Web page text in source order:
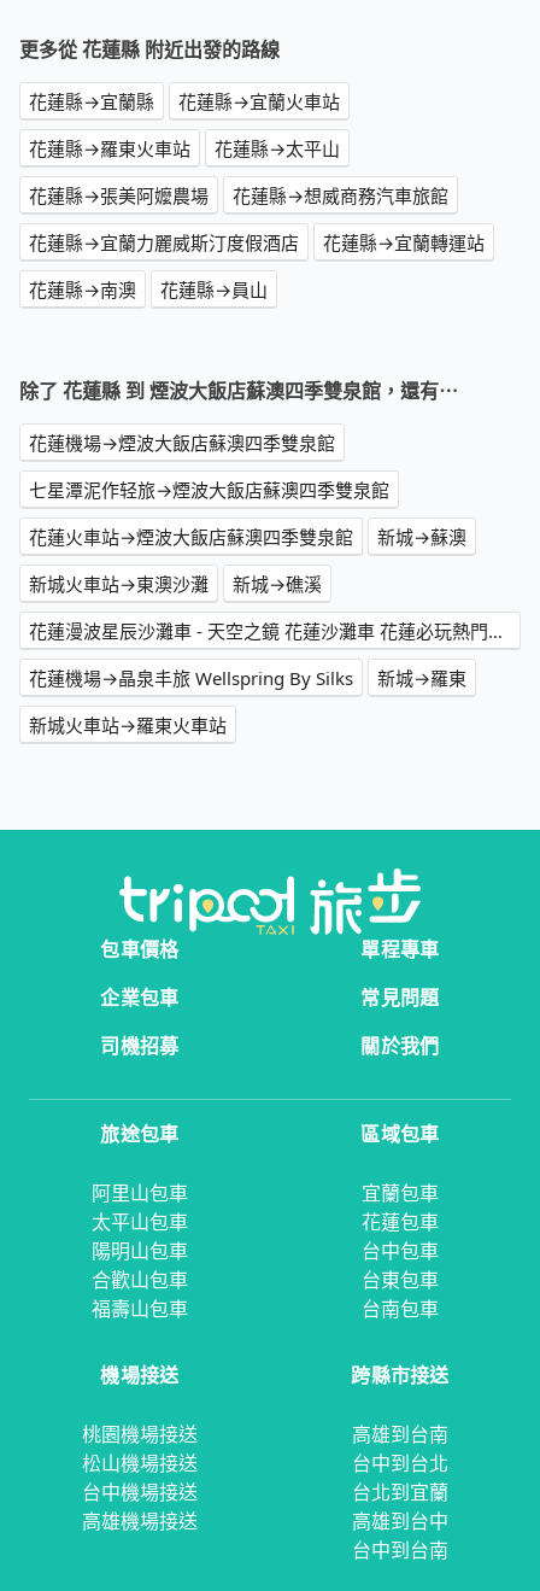
更多從 花蓮縣 附近出發的路線
花蓮縣→宜蘭縣
花蓮縣→宜蘭火車站
花蓮縣→羅東火車站
花蓮縣→太平山
花蓮縣→張美阿嬤農場
花蓮縣→想威商務汽車旅館
花蓮縣→宜蘭力麗威斯汀度假酒店
花蓮縣→宜蘭轉運站
花蓮縣→南澳
花蓮縣→員山
除了 花蓮縣 到 煙波大飯店蘇澳四季雙泉館，還有⋯
花蓮機場→煙波大飯店蘇澳四季雙泉館
七星潭泥作轻旅→煙波大飯店蘇澳四季雙泉館
花蓮火車站→煙波大飯店蘇澳四季雙泉館
新城→蘇澳
新城火車站→東澳沙灘
新城→礁溪
花蓮漫波星辰沙灘車 - 天空之鏡 花蓮沙灘車 花蓮必玩熱門推薦 曼波海灘 花蓮網美景點 曼波沙灘車 人氣沙灘車→張美阿嬤農場
花蓮機場→晶泉丰旅 Wellspring By Silks
新城→羅東
新城火車站→羅東火車站
包車價格
單程專車
企業包車
常見問題
司機招募
關於我們
旅途包車
阿里山包車
太平山包車
陽明山包車
合歡山包車
福壽山包車
區域包車
宜蘭包車
花蓮包車
台中包車
台東包車
台南包車
機場接送
桃園機場接送
松山機場接送
台中機場接送
高雄機場接送
跨縣市接送
高雄到台南
台中到台北
台北到宜蘭
高雄到台中
台中到台南